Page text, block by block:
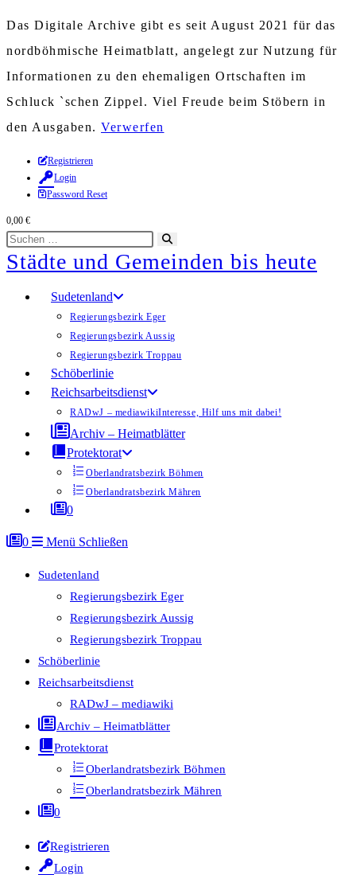
Das Digitale Archive gibt es seit August 2021 für das
nordböhmische Heimatblatt, angelegt zur Nutzung für
Informationen zu den ehemaligen Ortschaften im
Schluck `schen Zippel. Viel Freude beim Stöbern in
den Ausgaben. Verwerfen
Zum
Inhalt
springen
Registrieren
Login
Password Reset
0,00 €
Diese
Website
durchsuchen
starten
Städte und Gemeinden bis heute
Sudetenland
Regierungsbezirk Eger
Regierungsbezirk Aussig
Regierungsbezirk Troppau
Schöberlinie
Reichsarbeitsdienst
RADwJ – mediawikiInteresse, Hilf uns mit dabei!
Archiv – Heimatblätter
Protektorat
Oberlandratsbezirk Böhmen
Oberlandratsbezirk Mähren
0
0 Menü Schließen
Sudetenland
Regierungsbezirk Eger
Regierungsbezirk Aussig
Regierungsbezirk Troppau
Schöberlinie
Reichsarbeitsdienst
RADwJ – mediawiki
Archiv – Heimatblätter
Protektorat
Oberlandratsbezirk Böhmen
Oberlandratsbezirk Mähren
0
Registrieren
Login